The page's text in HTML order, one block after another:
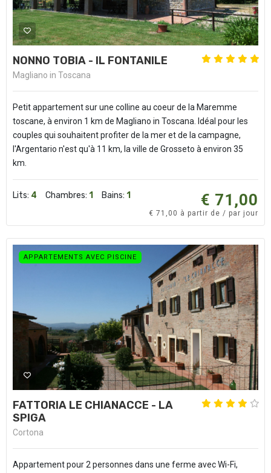
NONNO TOBIA - IL FONTANILE
Magliano in Toscana
Petit appartement sur une colline au coeur de la Maremme
toscane, à environ 1 km de Magliano in Toscana. Idéal pour les
couples qui souhaitent profiter de la mer et de la campagne,
l'Argentario n'est qu'à 11 km, la ville de Grosseto à environ 35
km.
Lits: 4 Chambres: 1 Bains: 1 € 71,00
€ 71,00 à partir de / par jour
APPARTEMENTS AVEC PISCINE
FATTORIA LE CHIANACCE - LA
SPIGA
Cortona
Appartement pour 2 personnes dans une ferme avec Wi-Fi,